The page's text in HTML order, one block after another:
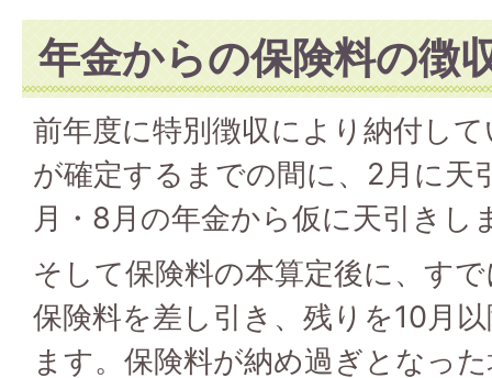
年金からの保険料の徴
前年度に特別徴収により納付し
が確定するまでの間に、2月に天
月・8月の年金から仮に天引きし
そして保険料の本算定後に、す
保険料を差し引き、残りを10月
ます。保険料が納め過ぎとなっ